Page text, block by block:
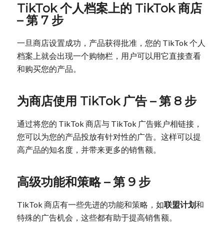
TikTok 个人档案上的 TikTok 商店
– 第 7 步
一旦商店设置成功，产品获得批准，您的 TikTok 个人
档案上就会出现一个购物栏，用户可以用它直接查看
和购买您的产品。
为商店使用 TikTok 广告 – 第 8 步
通过将您的 TikTok 商店与 TikTok 广告账户相链接，
您可以为您的产品投放有针对性的广告。这样可以提
高产品的知名度，并带来更多的销售额。
高级功能和策略 – 第 9 步
TikTok 商店有一些先进的功能和策略，如联盟计划和
特殊的广告机会，这些都有助于提高销售额。